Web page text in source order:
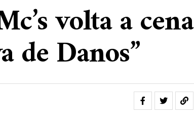
volta a cena
de Danos”